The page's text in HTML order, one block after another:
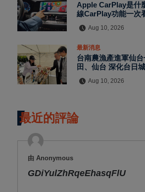
Apple CarPlay是什
線CarPlay功能一
Aug 10, 2026
最新消息
台南農漁產進軍仙
田、仙台 深化台日
Aug 10, 2026
最近的評論
由 Anonymous
GDiYulZhRqeEhasqFlU